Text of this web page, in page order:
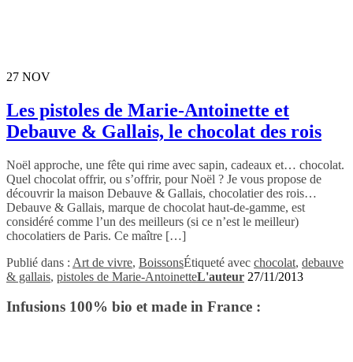
27 NOV
Les pistoles de Marie-Antoinette et
Debauve & Gallais, le chocolat des rois
Noël approche, une fête qui rime avec sapin, cadeaux et… chocolat.
Quel chocolat offrir, ou s’offrir, pour Noël ? Je vous propose de
découvrir la maison Debauve & Gallais, chocolatier des rois…
Debauve & Gallais, marque de chocolat haut-de-gamme, est
considéré comme l’un des meilleurs (si ce n’est le meilleur)
chocolatiers de Paris. Ce maître […]
Publié dans : Art de vivre, BoissonsÉtiqueté avec chocolat, debauve
& gallais, pistoles de Marie-AntoinetteL'auteur 27/11/2013
Infusions 100% bio et made in France :